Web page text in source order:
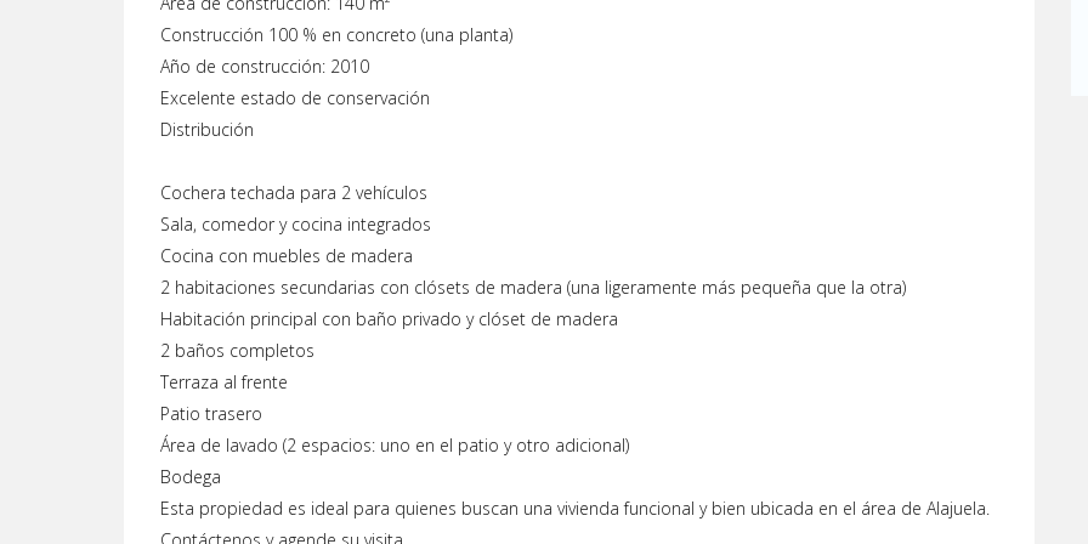
Construcción 100 % en concreto (una planta)
Año de construcción: 2010
Excelente estado de conservación
Distribución
Cochera techada para 2 vehículos
Sala, comedor y cocina integrados
Cocina con muebles de madera
2 habitaciones secundarias con clósets de madera (una ligeramente más pequeña que la otra)
Habitación principal con baño privado y clóset de madera
2 baños completos
Terraza al frente
Patio trasero
Área de lavado (2 espacios: uno en el patio y otro adicional)
Bodega
Esta propiedad es ideal para quienes buscan una vivienda funcional y bien ubicada en el área de Alajuela.